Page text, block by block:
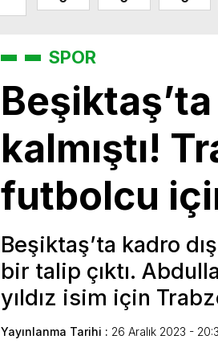
SPOR
Beşiktaş’ta
kalmıştı!
futbolcu
Beşiktaş’ta kadro
bir talip çıktı.
yıldız isim için
Yayınlanma Tarihi : 26 Aralık 2023 -